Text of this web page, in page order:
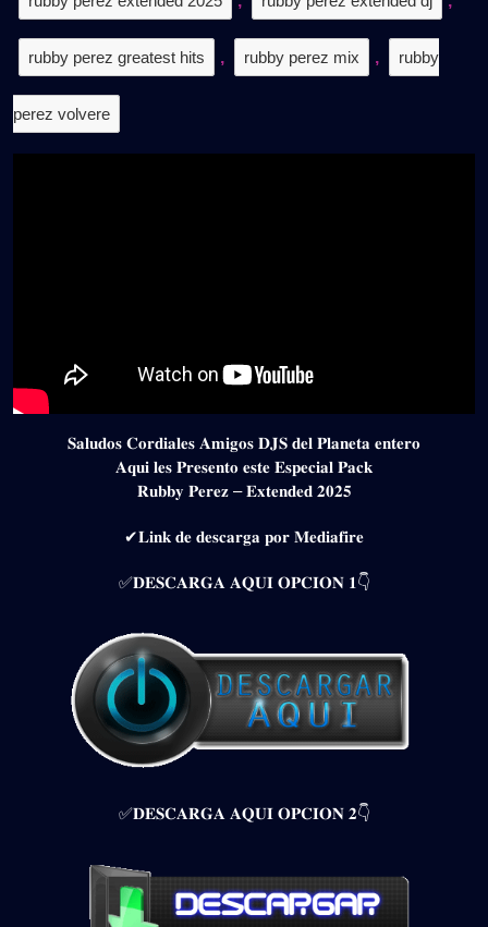
rubby perez greatest hits , rubby perez mix , rubby
perez volvere
𝐒𝐚𝐥𝐮𝐝𝐨𝐬 𝐂𝐨𝐫𝐝𝐢𝐚𝐥𝐞𝐬 𝐀𝐦𝐢𝐠𝐨𝐬 𝐃𝐉𝐒 𝐝𝐞𝐥 𝐏𝐥𝐚𝐧𝐞𝐭𝐚 𝐞𝐧𝐭𝐞𝐫𝐨
𝐀𝐪𝐮𝐢 𝐥𝐞𝐬 𝐏𝐫𝐞𝐬𝐞𝐧𝐭𝐨 𝐞𝐬𝐭𝐞 𝐄𝐬𝐩𝐞𝐜𝐢𝐚𝐥 𝐏𝐚𝐜𝐤
𝐑𝐮𝐛𝐛𝐲 𝐏𝐞𝐫𝐞𝐳 – 𝐄𝐱𝐭𝐞𝐧𝐝𝐞𝐝 𝟐𝟎𝟐𝟓
✔𝐋𝐢𝐧𝐤 𝐝𝐞 𝐝𝐞𝐬𝐜𝐚𝐫𝐠𝐚 𝐩𝐨𝐫 𝐌𝐞𝐝𝐢𝐚𝐟𝐢𝐫𝐞
✅𝐃𝐄𝐒𝐂𝐀𝐑𝐆𝐀 𝐀𝐐𝐔𝐈 𝐎𝐏𝐂𝐈𝐎𝐍 𝟏👇
✅𝐃𝐄𝐒𝐂𝐀𝐑𝐆𝐀 𝐀𝐐𝐔𝐈 𝐎𝐏𝐂𝐈𝐎𝐍 𝟐👇